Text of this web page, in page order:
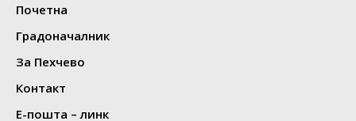
Почетна
Градоначалник
За Пехчево
Контакт
Е-пошта – линк